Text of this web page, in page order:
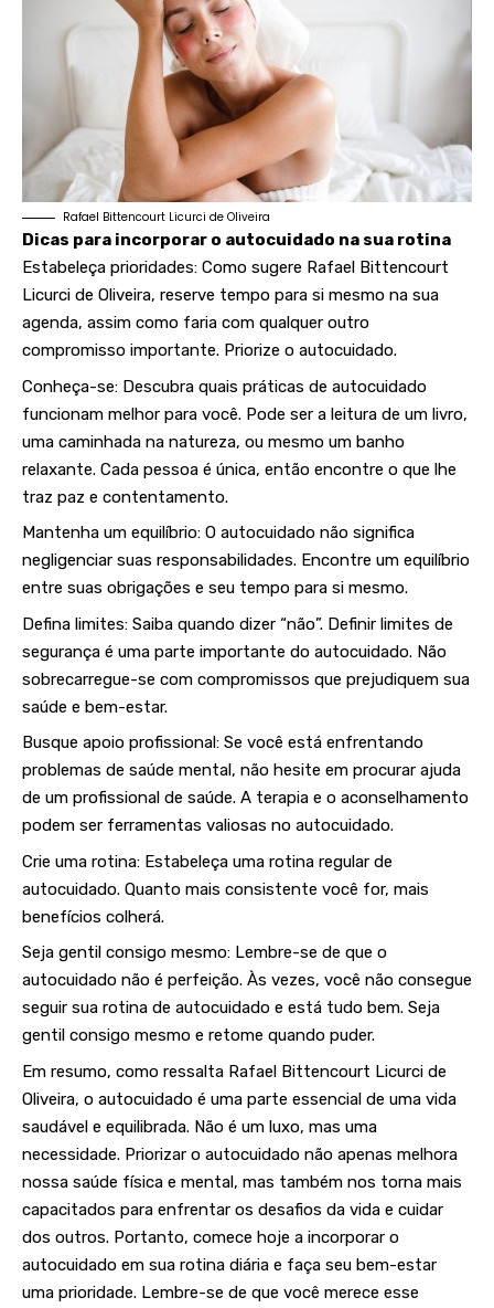
Rafael Bittencourt Licurci de Oliveira
Dicas para incorporar o autocuidado na sua rotina
Estabeleça prioridades: Como sugere Rafael Bittencourt
Licurci de Oliveira, reserve tempo para si mesmo na sua
agenda, assim como faria com qualquer outro
compromisso importante. Priorize o autocuidado.
Conheça-se: Descubra quais práticas de autocuidado
funcionam melhor para você. Pode ser a leitura de um livro,
uma caminhada na natureza, ou mesmo um banho
relaxante. Cada pessoa é única, então encontre o que lhe
traz paz e contentamento.
Mantenha um equilíbrio: O autocuidado não significa
negligenciar suas responsabilidades. Encontre um equilíbrio
entre suas obrigações e seu tempo para si mesmo.
Defina limites: Saiba quando dizer “não”. Definir limites de
segurança é uma parte importante do autocuidado. Não
sobrecarregue-se com compromissos que prejudiquem sua
saúde e bem-estar.
Busque apoio profissional: Se você está enfrentando
problemas de saúde mental, não hesite em procurar ajuda
de um profissional de saúde. A terapia e o aconselhamento
podem ser ferramentas valiosas no autocuidado.
Crie uma rotina: Estabeleça uma rotina regular de
autocuidado. Quanto mais consistente você for, mais
benefícios colherá.
Seja gentil consigo mesmo: Lembre-se de que o
autocuidado não é perfeição. Às vezes, você não consegue
seguir sua rotina de autocuidado e está tudo bem. Seja
gentil consigo mesmo e retome quando puder.
Em resumo, como ressalta Rafael Bittencourt Licurci de
Oliveira, o autocuidado é uma parte essencial de uma vida
saudável e equilibrada. Não é um luxo, mas uma
necessidade. Priorizar o autocuidado não apenas melhora
nossa saúde física e mental, mas também nos torna mais
capacitados para enfrentar os desafios da vida e cuidar
dos outros. Portanto, comece hoje a incorporar o
autocuidado em sua rotina diária e faça seu bem-estar
uma prioridade. Lembre-se de que você merece esse